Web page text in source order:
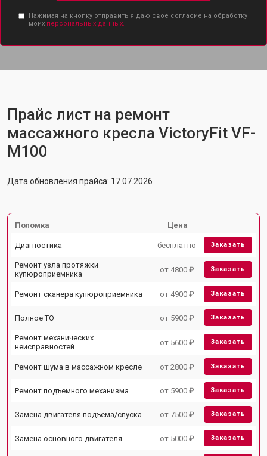
Нажимая на кнопку отправить я даю свое согласие на обработку
моих персональных данных.
Прайс лист на ремонт
массажного кресла VictoryFit VF-
M100
Дата обновления прайса: 17.07.2026
Поломка Цена
Диагностика бесплатно Заказать
Ремонт узла протяжки
купюроприемника
от 4800 ₽ Заказать
Ремонт сканера купюроприемника от 4900 ₽ Заказать
Полное ТО от 5900 ₽ Заказать
Ремонт механических
неисправностей
от 5600 ₽ Заказать
Ремонт шума в массажном кресле от 2800 ₽ Заказать
Ремонт подъемного механизма от 5900 ₽ Заказать
Замена двигателя подъема/спуска от 7500 ₽ Заказать
Замена основного двигателя от 5000 ₽ Заказать